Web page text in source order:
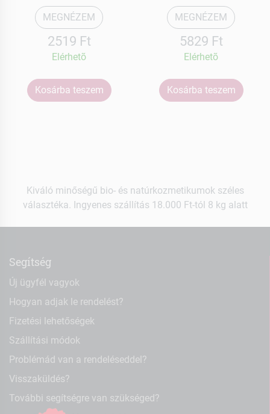
MEGNÉZEM
2519 Ft
Elérhetõ
Kosárba teszem
MEGNÉZEM
5829 Ft
Elérhetõ
Kosárba teszem
Kiváló minőségű bio- és natúrkozmetikumok széles
választéka. Ingyenes szállítás 18.000 Ft-tól 8 kg alatt
Segítség
Új ügyfél vagyok
Hogyan adjak le rendelést?
Fizetési lehetőségek
Szállítási módok
Problémád van a rendeléseddel?
Visszaküldés?
További segítségre van szükséged?